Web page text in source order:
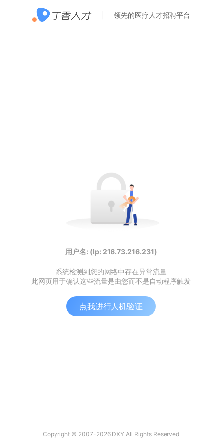
领先的医疗人才招聘平台
用户名: (Ip: 216.73.216.231)
系统检测到您的网络中存在异常流量
此网页用于确认这些流量是由您而不是自动程序触发
点我进行人机验证
Copyright © 2007-2026 DXY All Rights Reserved